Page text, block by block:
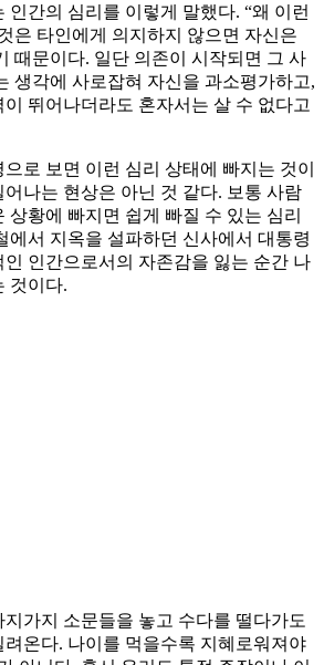
인간의 심리를 이렇게 말했다. “왜 이런
은 타인에게 의지하지 않으면 자신은
때문이다. 일단 의존이 시작되면 그 사
생각에 사로잡혀 자신을 과소평가하고,
뛰어나더라도 혼자서는 살 수 없다고
로 보면 이런 심리 상태에 빠지는 것이
나는 현상은 아닌 것 같다. 보통 사람
상황에 빠지면 쉽게 빠질 수 있는 심리
에서 지옥을 설파하던 신사에서 대통령
인간으로서의 자존감을 잃는 순간 나
것이다.
가지 소문들을 놓고 수다를 떨다가도
온다. 나이를 먹을수록 지혜로워져야